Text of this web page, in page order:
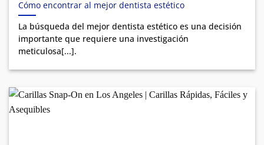
Cómo encontrar al mejor dentista estético
La búsqueda del mejor dentista estético es una decisión
importante que requiere una investigación
meticulosa[...].